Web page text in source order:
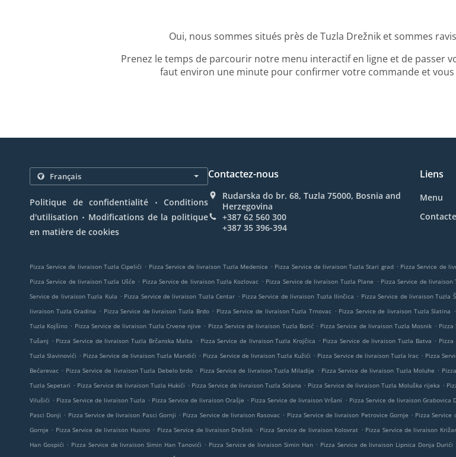
Oui, nous sommes situés près de Tuzla Drežnik et sommes
Prenez le temps de parcourir notre menu interactif en ligne et de passer
faut environ une minute pour confirmer votre commande et
Politique de confidentialité . Conditions
d'utilisation . Modifications de la politique
en matière de cookies
Contactez-nous
Rudarska do br. 68, Tuzla 75000, Bosnia and
Herzegovina
+387 62 560 300
+387 35 396-394
Liens
Menu
Pizza Service de livraison Tuzla Cipelići . Pizza Service de livraison Tuzla Medenice . Pizza Service de livraison Tuzla Stari grad . Pizza Service de
Pizza Service de livraison Tuzla Ušće . Pizza Service de livraison Tuzla Kozlovac . Pizza Service de livraison Tuzla Plane . Pizza Service de livraison
Service de livraison Tuzla Kula . Pizza Service de livraison Tuzla Centar . Pizza Service de livraison Tuzla Ilinčica . Pizza Service de livraison Tuzla
livraison Tuzla Gradina . Pizza Service de livraison Tuzla Brdo . Pizza Service de livraison Tuzla Trnovac . Pizza Service de livraison Tuzla Slatina .
Tuzla Kojšino . Pizza Service de livraison Tuzla Crvene njive . Pizza Service de livraison Tuzla Borić . Pizza Service de livraison Tuzla Mosnik .
Tušanj . Pizza Service de livraison Tuzla Brčanska Malta . Pizza Service de livraison Tuzla Krojčica . Pizza Service de livraison Tuzla Batva .
Tuzla Slavinovići . Pizza Service de livraison Tuzla Mandići . Pizza Service de livraison Tuzla Kužići . Pizza Service de livraison Tuzla Irac . Pizza
Bećarevac . Pizza Service de livraison Tuzla Debelo brdo . Pizza Service de livraison Tuzla Miladije . Pizza Service de livraison Tuzla Moluhe .
Tuzla Sepetari . Pizza Service de livraison Tuzla Hukići . Pizza Service de livraison Tuzla Solana . Pizza Service de livraison Tuzla Moluška rijeka .
Vilušići . Pizza Service de livraison Tuzla . Pizza Service de livraison Orašje . Pizza Service de livraison Vršani . Pizza Service de livraison Grabovica
Pasci Donji . Pizza Service de livraison Pasci Gornji . Pizza Service de livraison Rasovac . Pizza Service de livraison Petrovice Gornje . Pizza Service
Gornje . Pizza Service de livraison Husino . Pizza Service de livraison Drežnik . Pizza Service de livraison Kolovrat . Pizza Service de livraison
Han Gospići . Pizza Service de livraison Simin Han Tanovići . Pizza Service de livraison Simin Han . Pizza Service de livraison Lipnica Donja Durići